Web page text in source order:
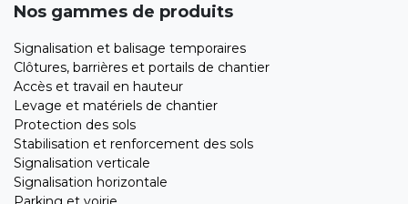
Nos gammes de produits
Signalisation et balisage temporaires
Clôtures, barrières et portails de chantier
Accès et travail en hauteur
Levage et matériels de chantier
Protection des sols
Stabilisation et renforcement des sols
Signalisation verticale
Signalisation horizontale